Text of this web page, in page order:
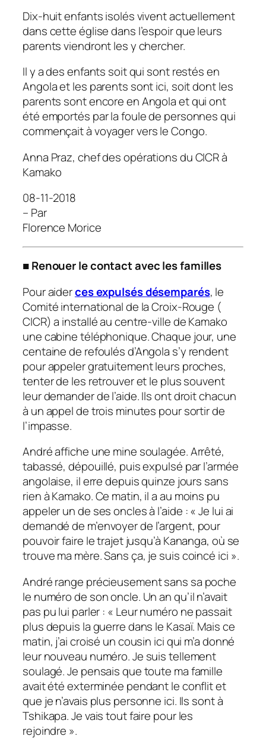
Dix-huit enfants isolés vivent actuellement
dans cette église dans l’espoir que leurs
parents viendront les y chercher.
Il y a des enfants soit qui sont restés en
Angola et les parents sont ici, soit dont les
parents sont encore en Angola et qui ont
été emportés par la foule de personnes qui
commençait à voyager vers le Congo.
Anna Praz, chef des opérations du CICR à
Kamako
08-11-2018
– Par
Florence Morice
■ Renouer le contact avec les familles
Pour aiderces expulsés désemparés, le
Comité international de la Croix-Rouge (
CICR) a installé au centre-ville de Kamako
une cabine téléphonique. Chaque jour, une
centaine de refoulés d’Angola s’y rendent
pour appeler gratuitement leurs proches,
tenter de les retrouver et le plus souvent
leur demander de l’aide. Ils ont droit chacun
à un appel de trois minutes pour sortir de
l’impasse.
André affiche une mine soulagée. Arrêté,
tabassé, dépouillé, puis expulsé par l’armée
angolaise, il erre depuis quinze jours sans
rien à Kamako. Ce matin, il a au moins pu
appeler un de ses oncles à l’aide : «Je lui ai
demandé de m’envoyer de l’argent, pour
pouvoir faire le trajet jusqu’à Kananga, où se
trouve ma mère. Sans ça, je suis coincé ici ».
André range précieusement sans sa poche
le numéro de son oncle. Un an qu’il n’avait
pas pu lui parler : « Leur numéro ne passait
plus depuis la guerre dans le Kasaï. Mais ce
matin, j’ai croisé un cousin ici qui m’a donné
leur nouveau numéro. Je suis tellement
soulagé. Je pensais que toute ma famille
avait été exterminée pendant le conflit et
que je n’avais plus personne ici. Ils sont à
Tshikapa. Je vais tout faire pour les
rejoindre ».